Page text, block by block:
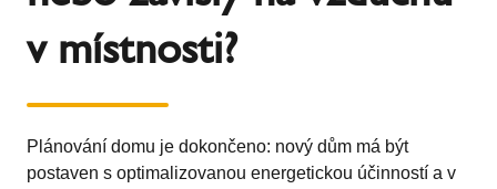
v místnosti?
Plánování domu je dokončeno: nový dům má být
postaven s optimalizovanou energetickou účinností a v